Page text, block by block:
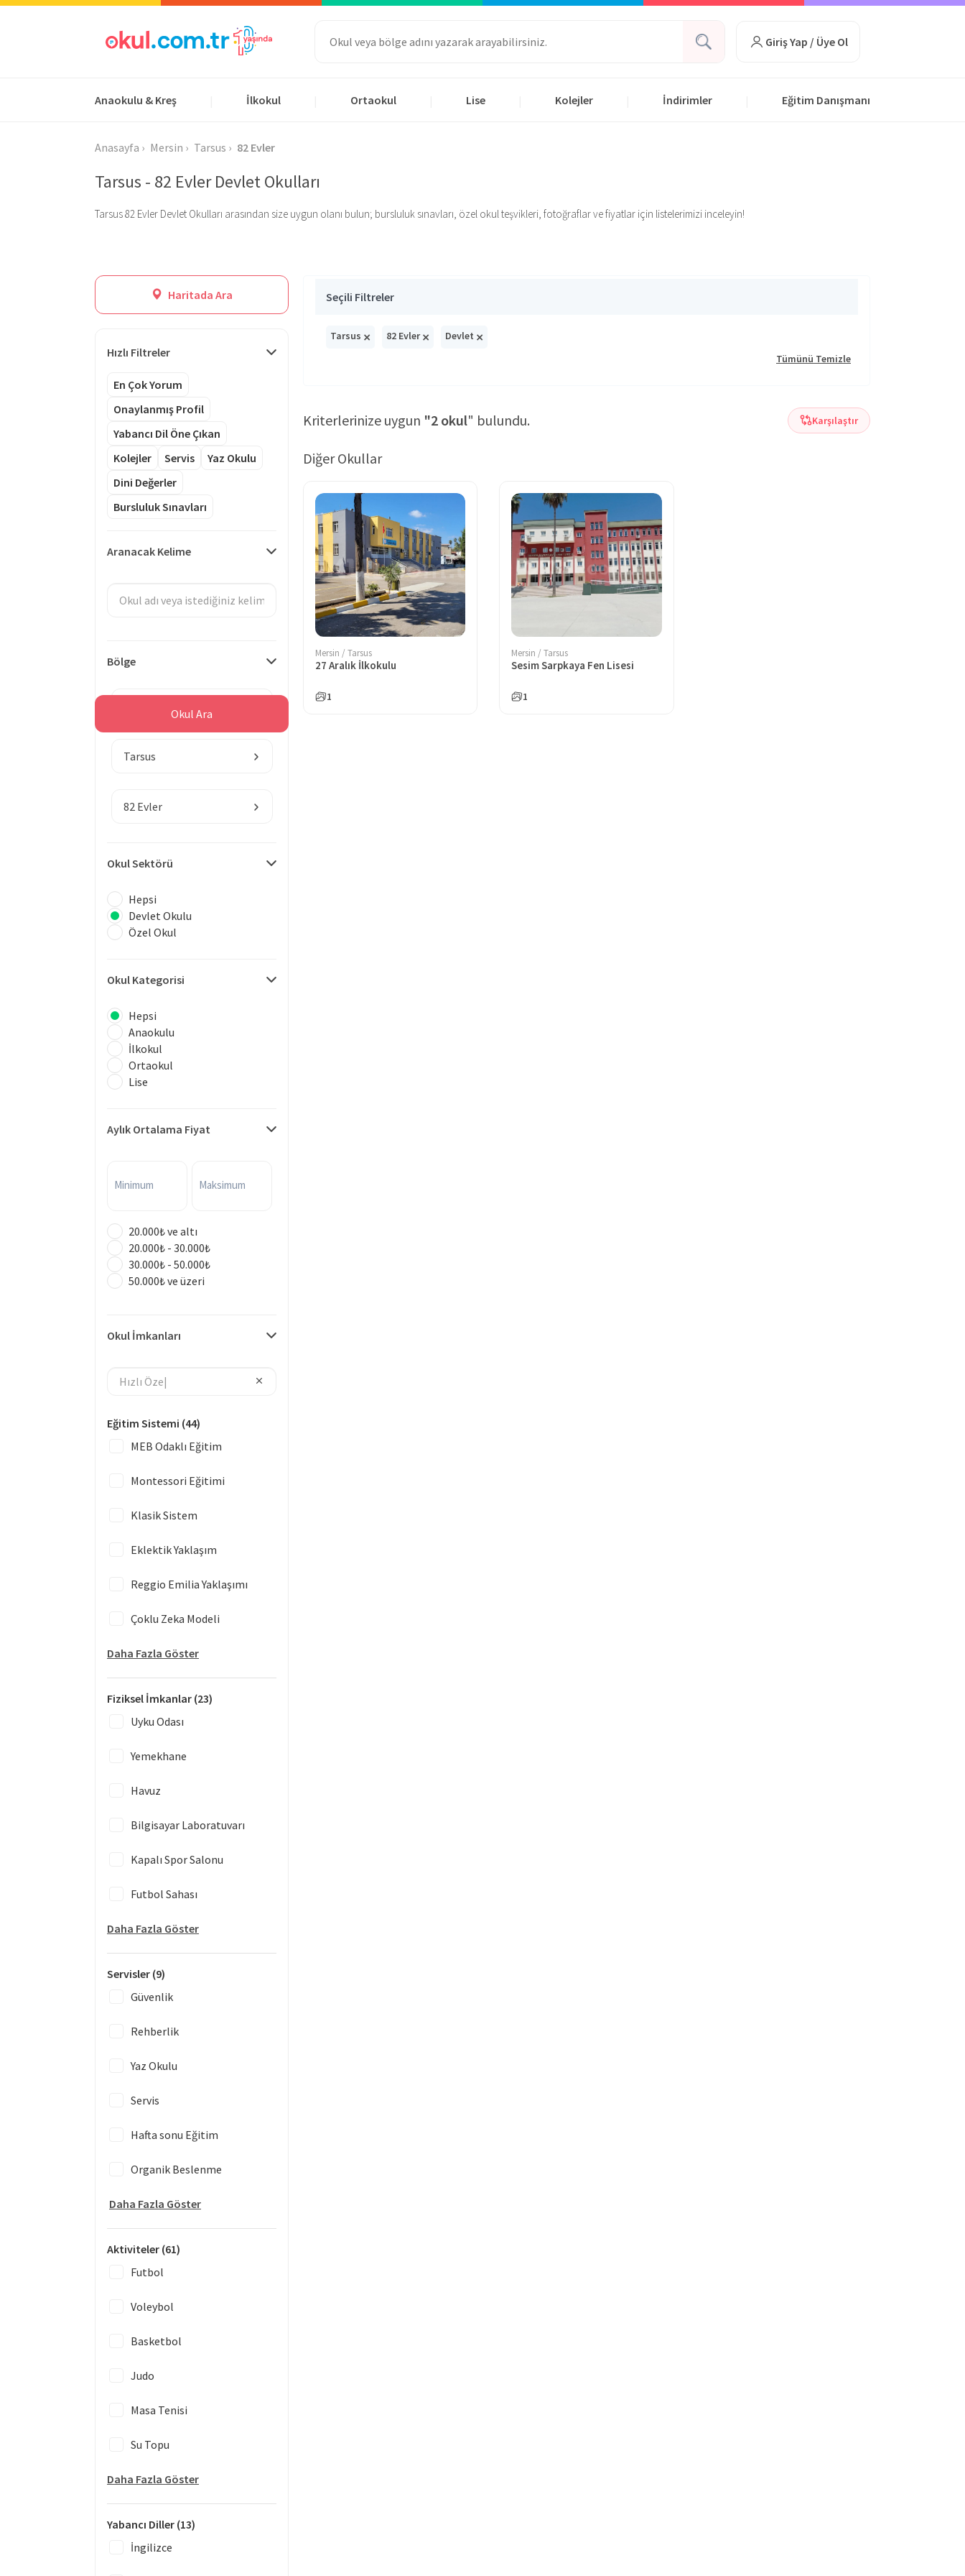
Giriş Yap / Üye Ol
Anaokulu & Kreş İlkokul Ortaokul Lise Kolejler İndirimler Eğitim Danışmanı
Anasayfa Mersin Tarsus 82 Evler
Tarsus - 82 Evler Devlet Okulları
Tarsus 82 Evler Devlet Okulları arasından size uygun olanı bulun; bursluluk sınavları, özel okul teşvikleri, fotoğraflar ve fiyatlar için listelerimizi inceleyin!
Haritada Ara
Hızlı Filtreler
En Çok Yorum
Onaylanmış Profil
Yabancı Dil Öne Çıkan
Kolejler
Servis
Yaz Okulu
Dini Değerler
Bursluluk Sınavları
Aranacak Kelime
Bölge
Tarsus
82 Evler
Okul Sektörü
Hepsi
Devlet Okulu
Özel Okul
Okul Kategorisi
Hepsi
Anaokulu
İlkokul
Ortaokul
Lise
Aylık Ortalama Fiyat
Minimum Maksimum
20.000₺ ve altı
20.000₺ - 30.000₺
30.000₺ - 50.000₺
50.000₺ ve üzeri
Okul İmkanları
Eğitim Sistemi (44)
MEB Odaklı Eğitim
Montessori Eğitimi
Klasik Sistem
Eklektik Yaklaşım
Reggio Emilia Yaklaşımı
Çoklu Zeka Modeli
Daha Fazla Göster
Fiziksel İmkanlar (23)
Uyku Odası
Yemekhane
Havuz
Bilgisayar Laboratuvarı
Kapalı Spor Salonu
Futbol Sahası
Daha Fazla Göster
Servisler (9)
Güvenlik
Rehberlik
Yaz Okulu
Servis
Hafta sonu Eğitim
Organik Beslenme
Daha Fazla Göster
Aktiviteler (61)
Futbol
Voleybol
Basketbol
Judo
Masa Tenisi
Su Topu
Daha Fazla Göster
Yabancı Diller (13)
İngilizce
Okul Ara
Seçili Filtreler
Tarsus × 82 Evler× Devlet ×
Tümünü Temizle
Kriterlerinize uygun "2 okul" bulundu. Karşılaştır
Diğer Okullar
Mersin / Tarsus
27 Aralık İlkokulu
1
Mersin / Tarsus
Sesim Sarpkaya Fen Lisesi
1